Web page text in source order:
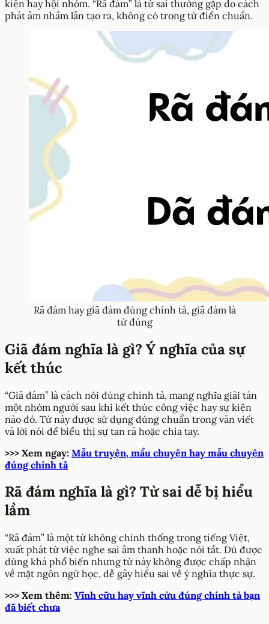
kiện hay hội nhóm. “Rã đám” là từ sai thường gặp do cách
phát âm nhầm lẫn tạo ra, không có trong từ điển chuẩn.
Rã đám hay giã đám đúng chính tả, giã đám là
từ đúng
Giã đám nghĩa là gì? Ý nghĩa của sự
kết thúc
“Giã đám” là cách nói đúng chính tả, mang nghĩa giải tán
một nhóm người sau khi kết thúc công việc hay sự kiện
nào đó. Từ này được sử dụng đúng chuẩn trong văn viết
và lời nói để biểu thị sự tan rã hoặc chia tay.
>>> Xem ngay: Mẫu truyện, mẩu chuyện hay mẫu chuyện
đúng chính tả
Rã đám nghĩa là gì? Từ sai dễ bị hiểu
lầm
“Rã đám” là một từ không chính thống trong tiếng Việt,
xuất phát từ việc nghe sai âm thanh hoặc nói tắt. Dù được
dùng khá phổ biến nhưng từ này không được chấp nhận
về mặt ngôn ngữ học, dễ gây hiểu sai về ý nghĩa thực sự.
>>> Xem thêm: Vĩnh cữu hay vĩnh cửu đúng chính tả bạn
đã biết chưa